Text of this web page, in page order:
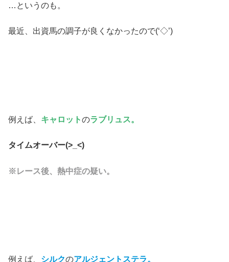
…というのも。
最近、出資馬の調子が良くなかったので(‘◇’)ゞ
例えば、 キャロットのラブリュス。
タイムオーバー(>_<)
※レース後、熱中症の疑い。
例えば、 シルクのアルジェントステラ。